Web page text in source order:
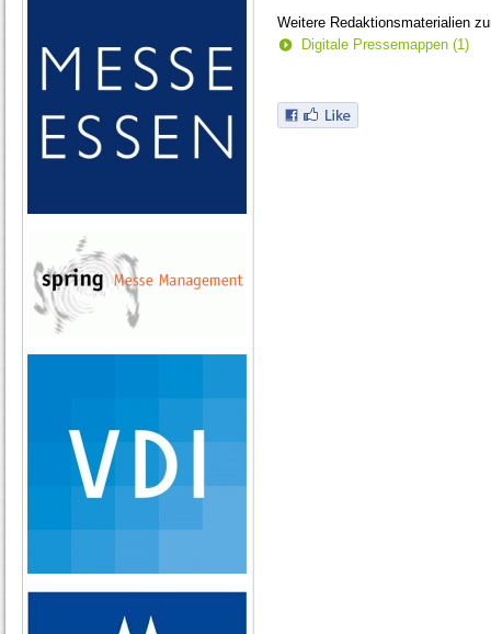
Weitere Redaktionsmaterialien
Digitale Pressemappen (1)